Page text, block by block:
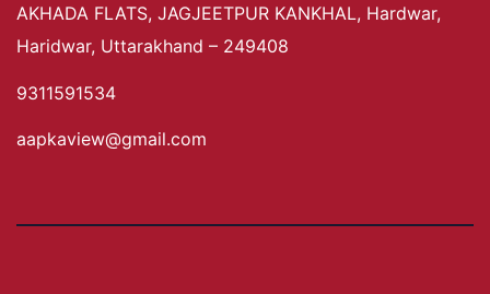
AKHADA FLATS, JAGJEETPUR KANKHAL, Hardwar,
Haridwar, Uttarakhand – 249408
9311591534
aapkaview@gmail.com